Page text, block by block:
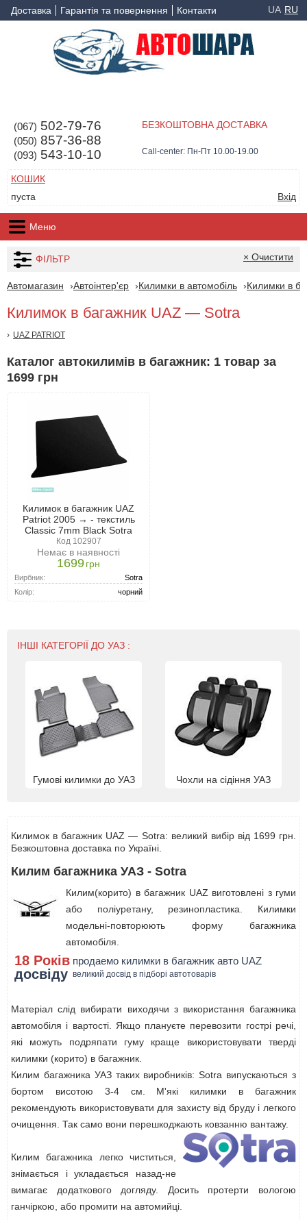
Доставка Гарантія та повернення Контакти UA RU
(067) 502-79-76
(050) 857-36-88
(093) 543-10-10
БЕЗКОШТОВНА ДОСТАВКА
Call-center: Пн-Пт 10.00-19.00
КОШИК
пуста
Вхід
Меню
ФІЛЬТР × Очистити
Автомагазин Автоінтер'єр Килимки в автомобіль Килимки в
Килимок в багажник UAZ — Sotra
UAZ PATRIOT
Каталог автокилимів в багажник: 1 товар за
1699 грн
Килимок в багажник UAZ
Patriot 2005 → - текстиль
Classic 7mm Black Sotra
Код 102907
Немає в наявності
1699грн
Вирбник:
Sotra
Колір:
чорний
ІНШІ КАТЕГОРІЇ ДО УАЗ :
Гумові килимки до УАЗ Чохли на сідіння УАЗ
Килимок в багажник UAZ — Sotra: великий вибір від 1699 грн.
Безкоштовна доставка по Україні.
Килим багажника УАЗ - Sotra
Килим(корито) в багажник UAZ виготовлені з гуми
або поліуретану, резинопластика. Килимки
модельні-повторюють форму багажника
автомобіля.
18 Років продаемо килимки в багажник авто UAZ
досвіду великий досвід в підборі автотоварів
Матеріал слід вибирати виходячи з використання багажника
автомобіля і вартості. Якщо плануєте перевозити гострі речі,
які можуть подряпати гуму краще використовувати тверді
килимки (корито) в багажник.
Килим багажника УАЗ таких виробників: Sotra випускаються з
бортом висотою 3-4 см. М'які килимки в багажник
рекомендують використовувати для захисту від бруду і легкого
очищення. Так само вони перешкоджають ковзанню вантажу.
Килим багажника легко чиститься,
знімається і укладається назад-не
вимагає додаткового догляду. Досить протерти вологою
ганчіркою, або промити на автомийці.